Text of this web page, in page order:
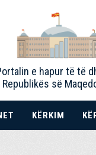
e hapur të të
Republikës së
KËRKIM